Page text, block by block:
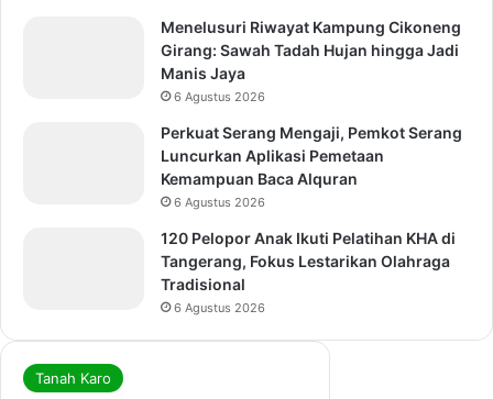
Menelusuri Riwayat Kampung Cikoneng
Girang: Sawah Tadah Hujan hingga Jadi
Manis Jaya
6 Agustus 2026
Perkuat Serang Mengaji, Pemkot Serang
Luncurkan Aplikasi Pemetaan
Kemampuan Baca Alquran
6 Agustus 2026
120 Pelopor Anak Ikuti Pelatihan KHA di
Tangerang, Fokus Lestarikan Olahraga
Tradisional
6 Agustus 2026